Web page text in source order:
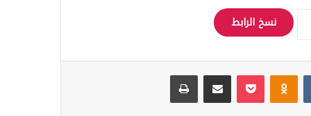
نسخ الرابط
Odnoklassniki
‫Pocket مشاركة عبر البريد طباعة